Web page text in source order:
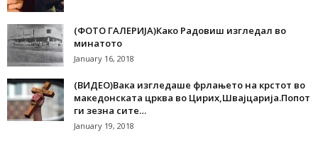
(ФОТО ГАЛЕРИЈА)Како Радовиш изгледал во
минатото
January 16, 2018
(ВИДЕО)Вака изгледаше фрлањето на крстот во
македонската црква во Цирих,Швајцарија.Попот
ги зезна сите…
January 19, 2018